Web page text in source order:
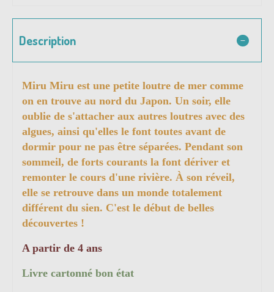
Description
Miru Miru est une petite loutre de mer comme
on en trouve au nord du Japon. Un soir, elle
oublie de s'attacher aux autres loutres avec des
algues, ainsi qu'elles le font toutes avant de
dormir pour ne pas être séparées. Pendant son
sommeil, de forts courants la font dériver et
remonter le cours d'une rivière. À son réveil,
elle se retrouve dans un monde totalement
différent du sien. C'est le début de belles
découvertes !
A partir de 4 ans
Livre cartonné bon état